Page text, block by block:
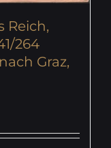
Reich,
264
Graz,